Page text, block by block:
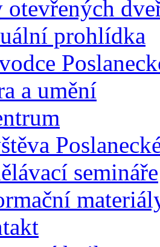
otevřených
prohlídka
a umění
semináře